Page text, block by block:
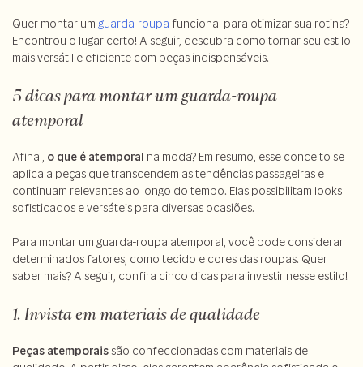
Quer montar um guarda-roupa funcional para otimizar sua rotina?
Encontrou o lugar certo! A seguir, descubra como tornar seu estilo
mais versátil e eficiente com peças indispensáveis.
5 dicas para montar um guarda-roupa
atemporal
Afinal, o que é atemporal na moda? Em resumo, esse conceito se
aplica a peças que transcendem as tendências passageiras e
continuam relevantes ao longo do tempo. Elas possibilitam looks
sofisticados e versáteis para diversas ocasiões.
Para montar um guarda-roupa atemporal, você pode considerar
determinados fatores, como tecido e cores das roupas. Quer
saber mais? A seguir, confira cinco dicas para investir nesse estilo!
1. Invista em materiais de qualidade
Peças atemporaissão confeccionadas com materiais de